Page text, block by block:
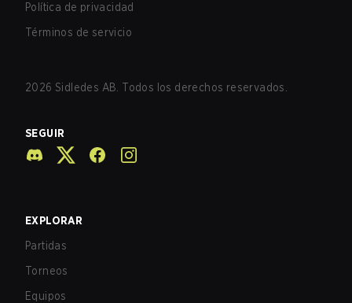
Política de privacidad
Términos de servicio
2026 Sidledes AB. Todos los derechos reservados.
SEGUIR
EXPLORAR
Partidas
Torneos
Equipos